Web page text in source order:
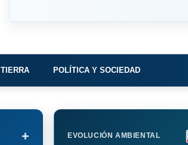
POLÍTICA Y SOCIEDAD
+ EVOLUCIÓN AMBIENTAL